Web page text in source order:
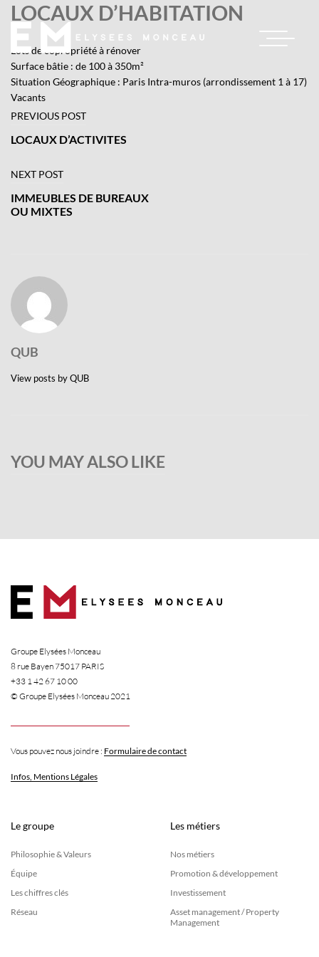
Skip
content
MÉTIERS
RÉALISATIONS
LOCAUX D’HABITATION
Lots de copropriété à rénover
Surface bâtie : de 100 à 350m²
Situation Géographique : Paris Intra-muros (arrondissement 1 à 17)
Vacants
Navigation
de
PREVIOUS POST
LOCAUX D’ACTIVITES
NEXT POST
IMMEUBLES DE BUREAUX
OU MIXTES
QUB
View posts by QUB
YOU MAY ALSO LIKE
Groupe Elysées Monceau
8 rue Bayen 75017 PARIS
+33 1 42 67 10 00
© Groupe Elysées Monceau 2021
Vous pouvez nous joindre : Formulaire de contact
Infos, Mentions Légales
Le groupe
Philosophie & Valeurs
Équipe
Les chiffres clés
Réseau
Les métiers
Nos métiers
Promotion & développement
Investissement
Asset management / Property
Management